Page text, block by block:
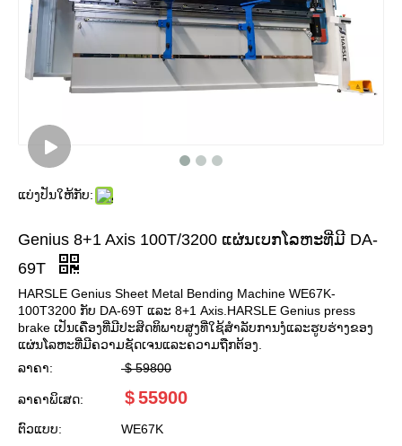
ແບ່ງປັນໃຫ້ກັບ:
Genius 8+1 Axis 100T/3200 ແຜ່ນເບກໂລຫະທີ່ມີ DA-
69T
HARSLE Genius Sheet Metal Bending Machine WE67K-
100T3200 ກັບ DA-69T ແລະ 8+1 Axis.HARSLE Genius press
brake ເປັນເຄື່ອງທີ່ມີປະສິດທິພາບສູງທີ່ໃຊ້ສໍາລັບການງໍແລະຮູບຮ່າງຂອງ
ແຜ່ນໂລຫະທີ່ມີຄວາມຊັດເຈນແລະຄວາມຖືກຕ້ອງ.
ລາຄາ:
$ 59800
ລາຄາພິເສດ: $55900
ຕົວແບບ:
WE67K